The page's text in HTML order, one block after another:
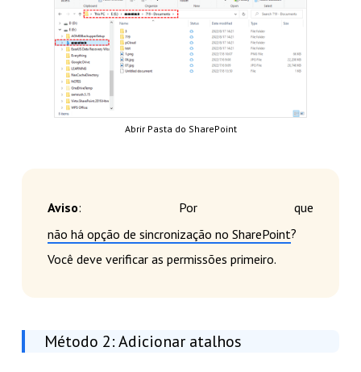
Abrir Pasta do SharePoint
Aviso: Por que
não há opção de sincronização no SharePoint?
Você deve verificar as permissões primeiro.
Método 2: Adicionar atalhos